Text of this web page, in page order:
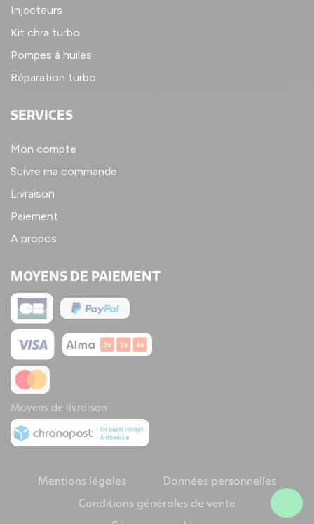
Injecteurs
Kit chra turbo
Pompes à huiles
Réparation turbo
SERVICES
Mon compte
Suivre ma commande
Livraison
Paiement
A propos
MOYENS DE PAIEMENT
Moyens de livraison
Mentions légales Données personnelles
Conditions générales de vente